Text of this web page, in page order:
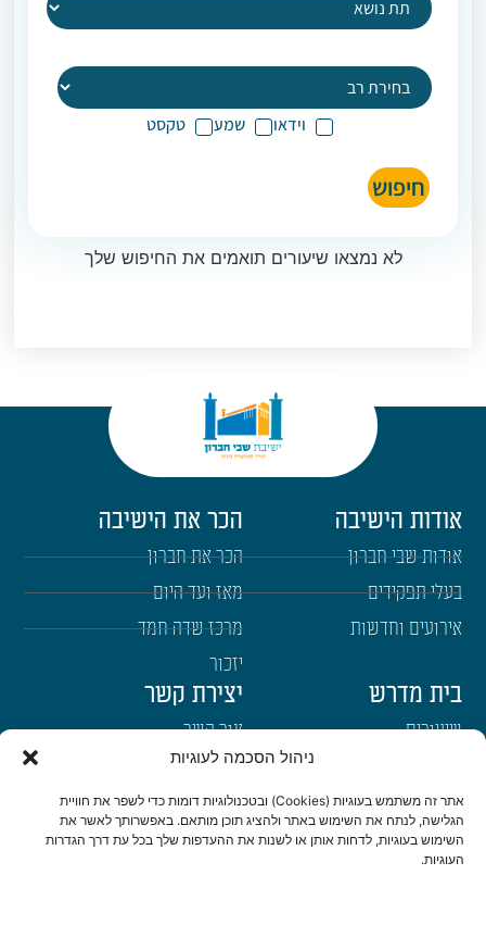
ניהול הסכמה לעוגיות
אתר זה משתמש בעוגיות (Cookies) ובטכנולוגיות דומות כדי לשפר את חוויית
הגלישה, לנתח את השימוש באתר ולהציג תוכן מותאם. באפשרותך לאשר את
השימוש בעוגיות, לדחות אותן או לשנות את ההעדפות שלך בכל עת דרך הגדרות
העוגיות.
וידאו שמע טקסט
חיפוש
לא נמצאו שיעורים תואמים את החיפוש שלך
אודות הישיבה
אודות שבי חברון
בעלי תפקידים
אירועים וחדשות
הכר את הישיבה
הכר את חברון
מאז ועד היום
מרכז שדה חמד
יזכור
בית מדרש
שיעורים
ימי עיון
יצירת קשר
צור קשר
הרשמה לשבו"ש
היה שותף
דרכי הגעה